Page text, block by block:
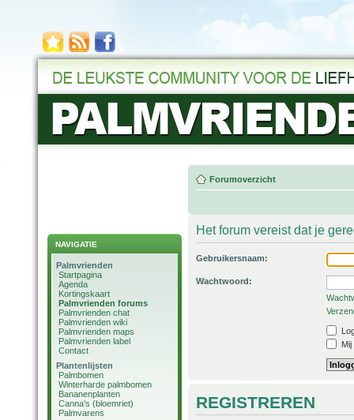
NAVIGATIE
Palmvrienden
Startpagina
Agenda
Kortingskaart
Palmvrienden forums
Palmvrienden chat
Palmvrienden wiki
Palmvrienden maps
Palmvrienden label
Contact
Plantenlijsten
Palmbomen
Winterharde palmbomen
Bananenplanten
Canna's (bloemriet)
Palmvarens
Forumoverzicht
Het forum vereist dat je
Gebruikersnaam:
Wachtwoord:
REGISTREREN